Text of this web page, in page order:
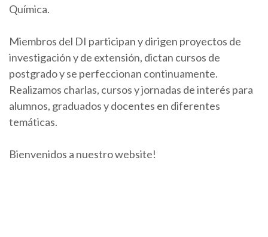
Química.
Miembros del DI participan y dirigen proyectos de
investigación y de extensión, dictan cursos de
postgrado y se perfeccionan continuamente.
Realizamos charlas, cursos y jornadas de interés para
alumnos, graduados y docentes en diferentes
temáticas.
Bienvenidos a nuestro website!